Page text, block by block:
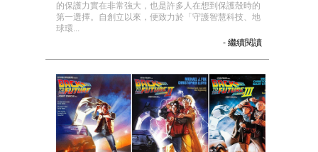
的保護力實在非常強大，也是許多人在想到保護殼時的
第一選擇。自創立以來，便致力於「守護智慧科技、地
球環...
- 繼續閱讀